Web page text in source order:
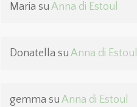
Maria suAnna di Estoul
Donatella suAnna di Estoul
gemma suAnna di Estoul